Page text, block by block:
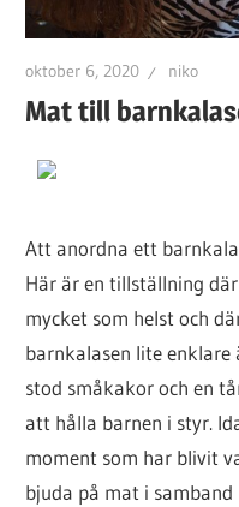
oktober 6, 2020 niko
Mat till
Att anordna ett
Här är en tillställning
mycket som helst och
barnkalasen lite enklare
stod småkakor och en
att hålla barnen i styr.
moment som har blivit
bjuda på mat i samband